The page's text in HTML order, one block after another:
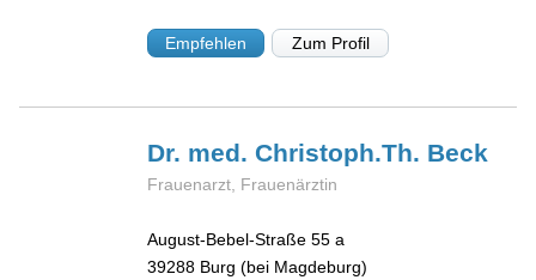
Empfehlen Zum Profil
Dr. med. Christoph.Th. Beck
Frauenarzt, Frauenärztin
August-Bebel-Straße 55 a
39288 Burg (bei Magdeburg)